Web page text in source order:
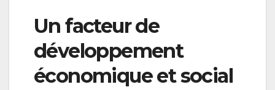
Un facteur de
développement
économique et social